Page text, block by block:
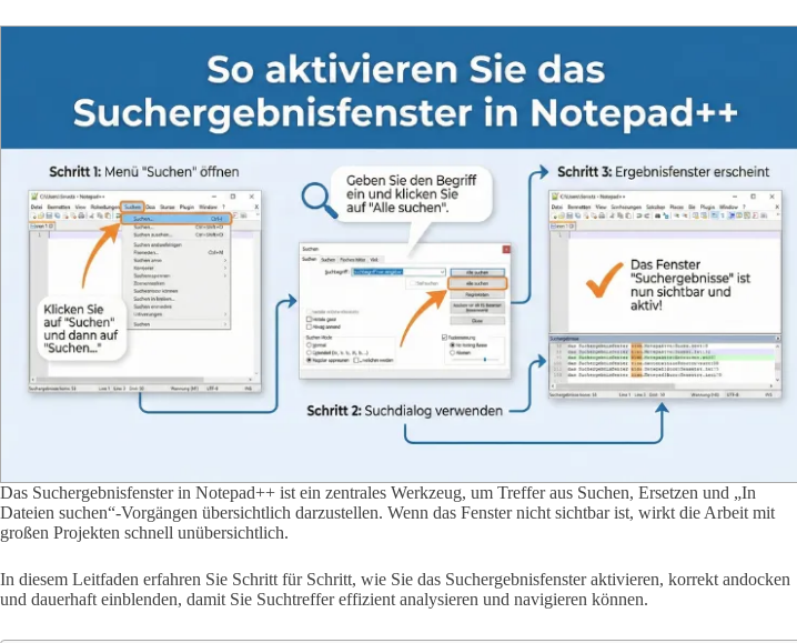
Das Suchergebnisfenster in Notepad++ ist ein zentrales Werkzeug, um Treffer aus Suchen, Ersetzen und „In
Dateien suchen“-Vorgängen übersichtlich darzustellen. Wenn das Fenster nicht sichtbar ist, wirkt die Arbeit mit
großen Projekten schnell unübersichtlich.
In diesem Leitfaden erfahren Sie Schritt für Schritt, wie Sie das Suchergebnisfenster aktivieren, korrekt andocken
und dauerhaft einblenden, damit Sie Suchtreffer effizient analysieren und navigieren können.